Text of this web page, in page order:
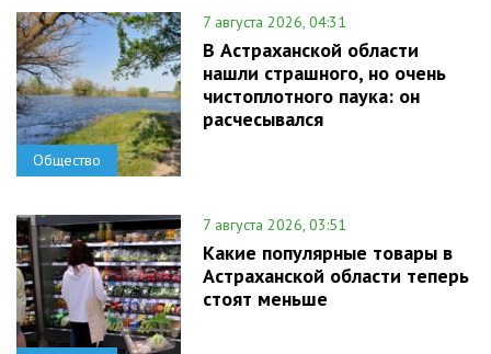
Общество
7 августа 2026, 04:31
В Астраханской области
нашли страшного, но очень
чистоплотного паука: он
расчесывался
7 августа 2026, 03:51
Какие популярные товары в
Астраханской области теперь
стоят меньше